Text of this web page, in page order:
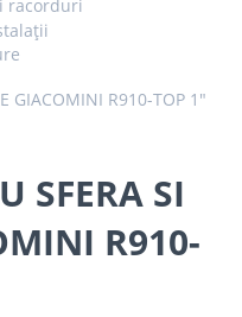
racorduri
GIACOMINI R910-TOP 1"
SFERA SI
R910-